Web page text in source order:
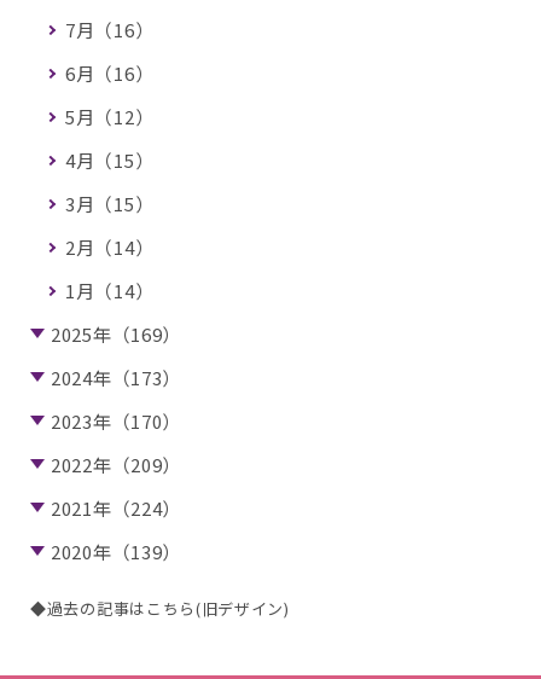
7月（16）
6月（16）
5月（12）
4月（15）
3月（15）
2月（14）
1月（14）
2025年（169）
2024年（173）
2023年（170）
2022年（209）
2021年（224）
2020年（139）
◆過去の記事はこちら(旧デザイン)